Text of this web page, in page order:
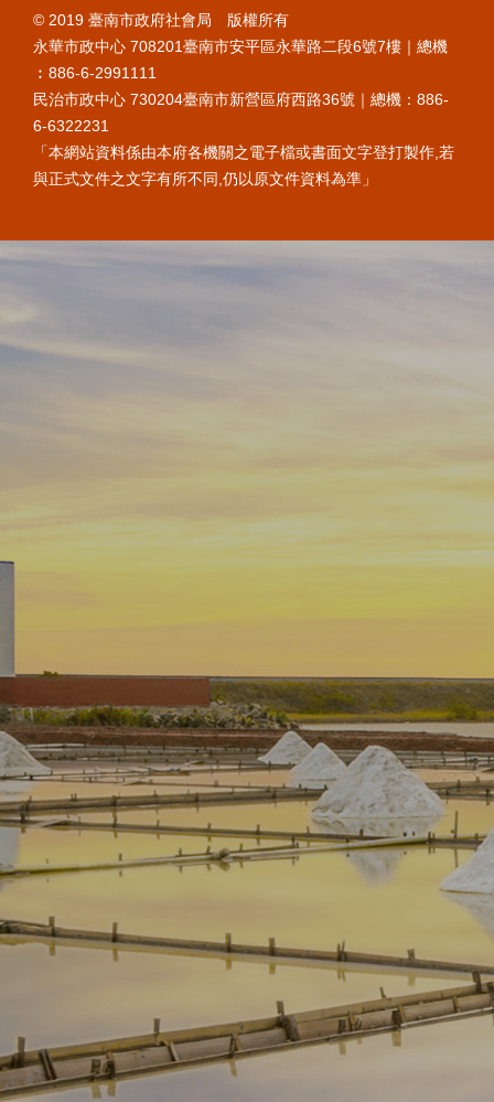
© 2019 臺南市政府社會局 版權所有
永華市政中心 708201臺南市安平區永華路二段6號7樓｜總機
︰886-6-2991111
民治市政中心 730204臺南市新營區府西路36號｜總機：886-
6-6322231
「本網站資料係由本府各機關之電子檔或書面文字登打製作,若
與正式文件之文字有所不同,仍以原文件資料為準」